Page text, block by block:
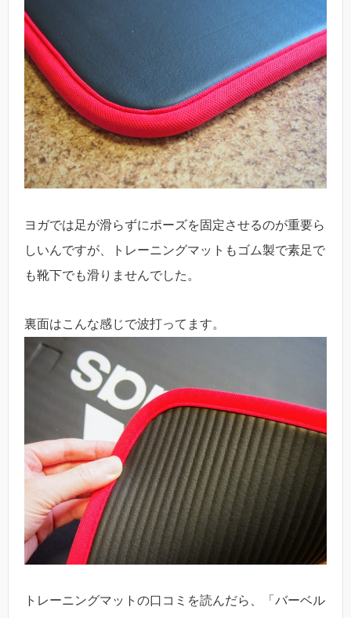
ヨガでは足が滑らずにポーズを固定させるのが重要ら
しいんですが、トレーニングマットもゴム製で素足で
も靴下でも滑りませんでした。
裏面はこんな感じで波打ってます。
トレーニングマットの口コミを読んだら、「バーベル